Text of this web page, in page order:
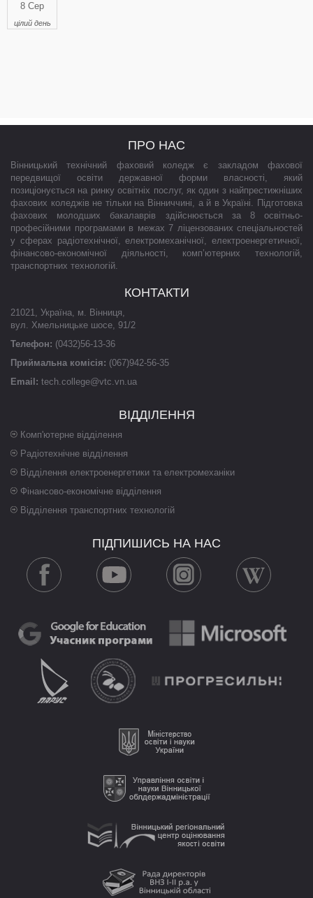
8 Сер
цілий день
ПРО НАС
Вінницький технічний фаховий коледж є закладом фахової
передвищої освіти державної форми власності, який
позиціонується на ринку освітніх послуг, як один з найпрестижніших
фахових коледжів не тільки на Вінниччині, а й в Україні. Підготовка
фахових молодших бакалаврів здійснюється за 8 освітньо-
професійними програмами в межах 7 ліцензованих спеціальностей
у сферах радіотехнічної, електромеханічної, електроенергетичної,
фінансово-економічної діяльності, комп’ютерних технологій,
транспортних технологій.
КОНТАКТИ
21021, Україна, м. Вінниця,
вул. Хмельницьке шосе, 91/2
Телефон: (0432)56-13-36
Приймальна комісія: (067)942-56-35
Email: tech.college@vtc.vn.ua
ВІДДІЛЕННЯ
Комп'ютерне відділення
Радіотехнічне відділення
Відділення електроенергетики та електромеханіки
Фінансово-економічне відділення
Відділення транспортних технологій
ПІДПИШИСЬ НА НАС